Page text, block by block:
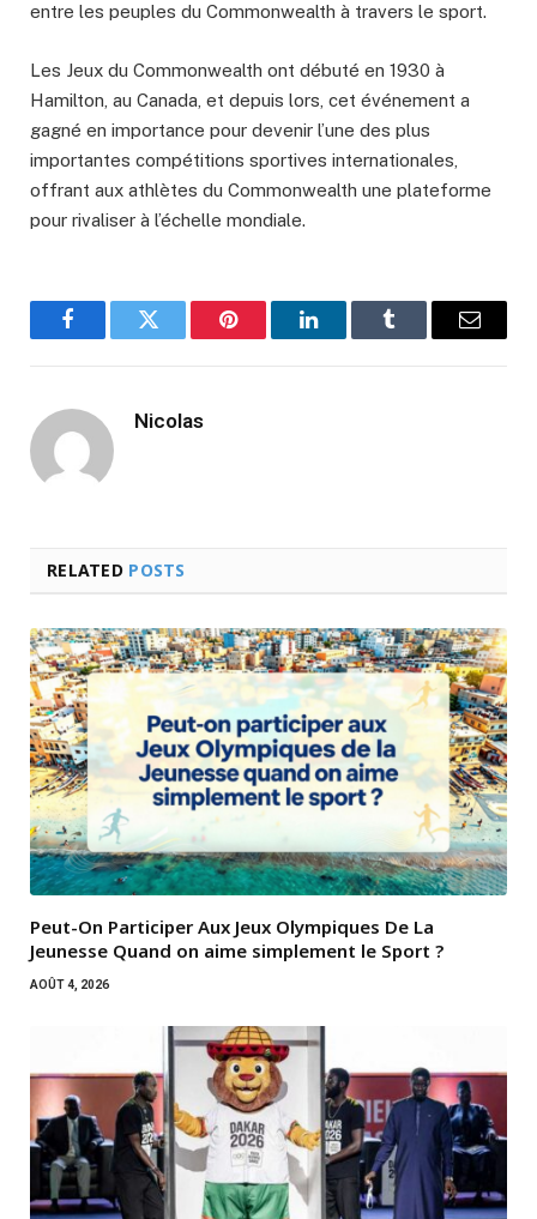
entre les peuples du Commonwealth à travers le sport.
Les Jeux du Commonwealth ont débuté en 1930 à
Hamilton, au Canada, et depuis lors, cet événement a
gagné en importance pour devenir l’une des plus
importantes compétitions sportives internationales,
offrant aux athlètes du Commonwealth une plateforme
pour rivaliser à l’échelle mondiale.
FacebookTwitter Pinterest LinkedInTumblr Email
Nicolas
RELATED POSTS
Peut-On Participer Aux Jeux Olympiques De La
Jeunesse Quand on aime simplement le Sport ?
AOÛT 4, 2026